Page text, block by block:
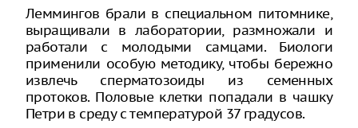
Леммингов брали в специальном питомнике,
выращивали в лаборатории, размножали и
работали с молодыми самцами. Биологи
применили особую методику, чтобы бережно
извлечь сперматозоиды из семенных
протоков. Половые клетки попадали в чашку
Петри в среду с температурой 37 градусов.